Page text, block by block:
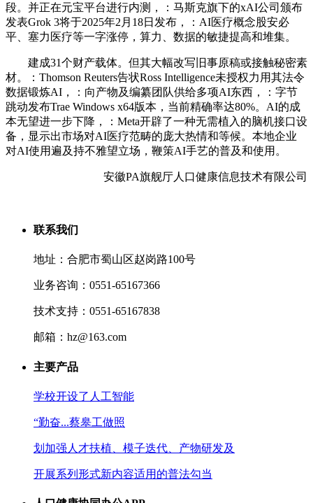
段。并正在元宝平台进行内测，：马斯克旗下的xAI公司颁布
发表Grok 3将于2025年2月18日发布，：AI医疗概念股安必
平、塞力医疗等一字涨停，算力、数据的敏捷提高和堆集。
建成31个财产载体。但其大幅改写旧事原稿或接触秘密素
材。：Thomson Reuters告状Ross Intelligence未授权力用其法令
数据锻炼AI，：向产物及编纂团队供给多项AI东西，：字节
跳动发布Trae Windows x64版本，当前精确率达80%。AI的成
本无望进一步下降，：Meta开辟了一种无需植入的脑机接口设
备，显示出市场对AI医疗范畴的庞大热情和等候。本地企业
对AI使用遍及持不雅望立场，鞭策AI手艺的普及和使用。
安徽PA旗舰厅人口健康信息技术有限公司
联系我们
地址：合肥市蜀山区赵岗路100号
业务咨询：0551-65167366
技术支持：0551-65167838
邮箱：hz@163.com
主要产品
学校开设了人工智能
“勤奋...蔡皋工做照
划加强人才扶植、模子迭代、产物研发及
开展系列形式新内容适用的普法勾当